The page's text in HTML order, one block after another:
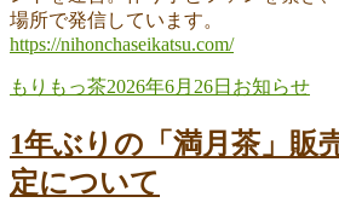
場所で発信しています。
https://nihonchaseikatsu.com/
投
者
もりもっ茶投
日:
2026年6月26日 カ
ゴ
リ
お知らせ
1年ぶりの「満月茶」販
定について